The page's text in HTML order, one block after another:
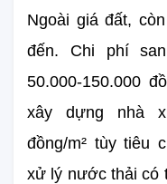
Ngoài giá đất,
đến. Chi phí
50.000-150.000
xây dựng nhà
đồng/m² tùy tiêu
xử lý nước thải có